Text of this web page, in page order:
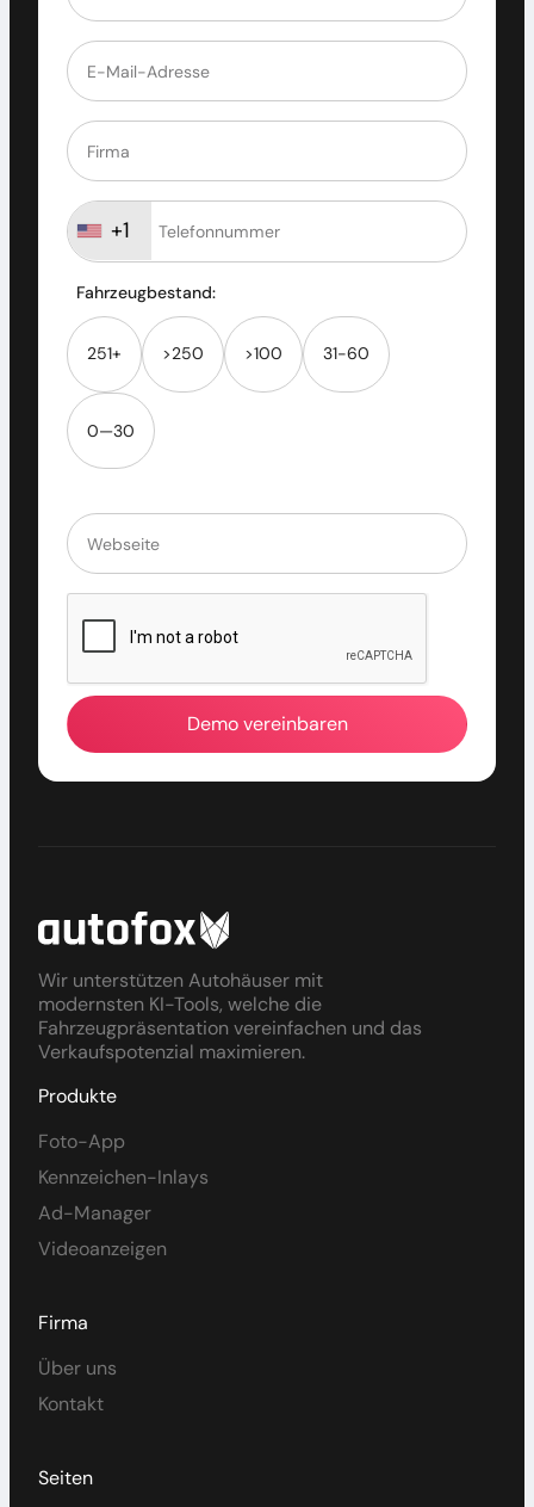
+1
Fahrzeugbestand:
251+ >250 >100 31-60
0—30
Wir unterstützen Autohäuser mit
modernsten KI-Tools, welche die
Fahrzeugpräsentation vereinfachen und das
Verkaufspotenzial maximieren.
Produkte
Foto-App
Kennzeichen-Inlays
Ad-Manager
Videoanzeigen
Firma
Über uns
Kontakt
Seiten